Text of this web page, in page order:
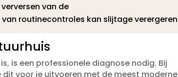
van de
routinecontroles kan slijtage
is een professionele diagnose nodig.​ Bij
voor je uitvoeren met de meest moderne